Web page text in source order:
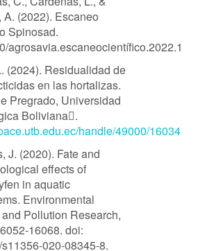
A. (2022). Escaneo
Spinosad.
agrosavia.escaneocientífico.2022.1
(2024). Residualidad de
en las hortalizas.
Pregrado, Universidad
Boliviana.
handle/49000/16034
J. (2020). Fate and
effects of
in aquatic
Environmental
Pollution Research,
16068. doi:
020-08345-8.